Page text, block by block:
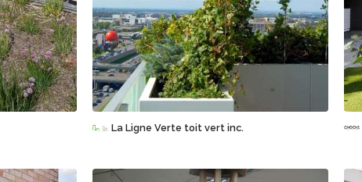
Sauvegarder
La Ligne Verte toit vert inc.